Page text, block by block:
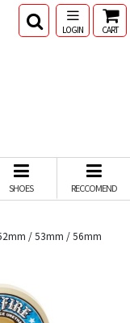
LOGIN CART
SHOES RECCOMEND
52mm / 53mm / 56mm